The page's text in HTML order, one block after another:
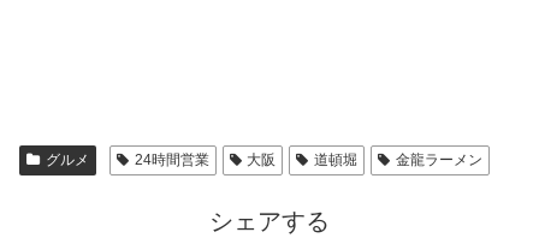
グルメ 24時間営業 大阪 道頓堀 金龍ラーメン
シェアする